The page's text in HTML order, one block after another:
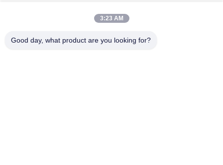
3:23 AM
Good day, what product are you looking for?